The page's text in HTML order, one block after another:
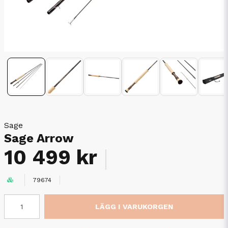
Sage
Sage Arrow
10 499 kr
79674
LÄGG I VARUKORGEN